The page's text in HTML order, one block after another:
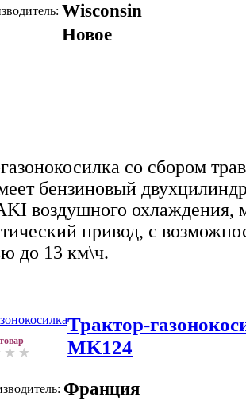
Wisconsin
Новое
со сбором
бензиновый
воздушного охлаждения,
привод, с
до 13 км\ч.
Трактор-
MK124
Франция